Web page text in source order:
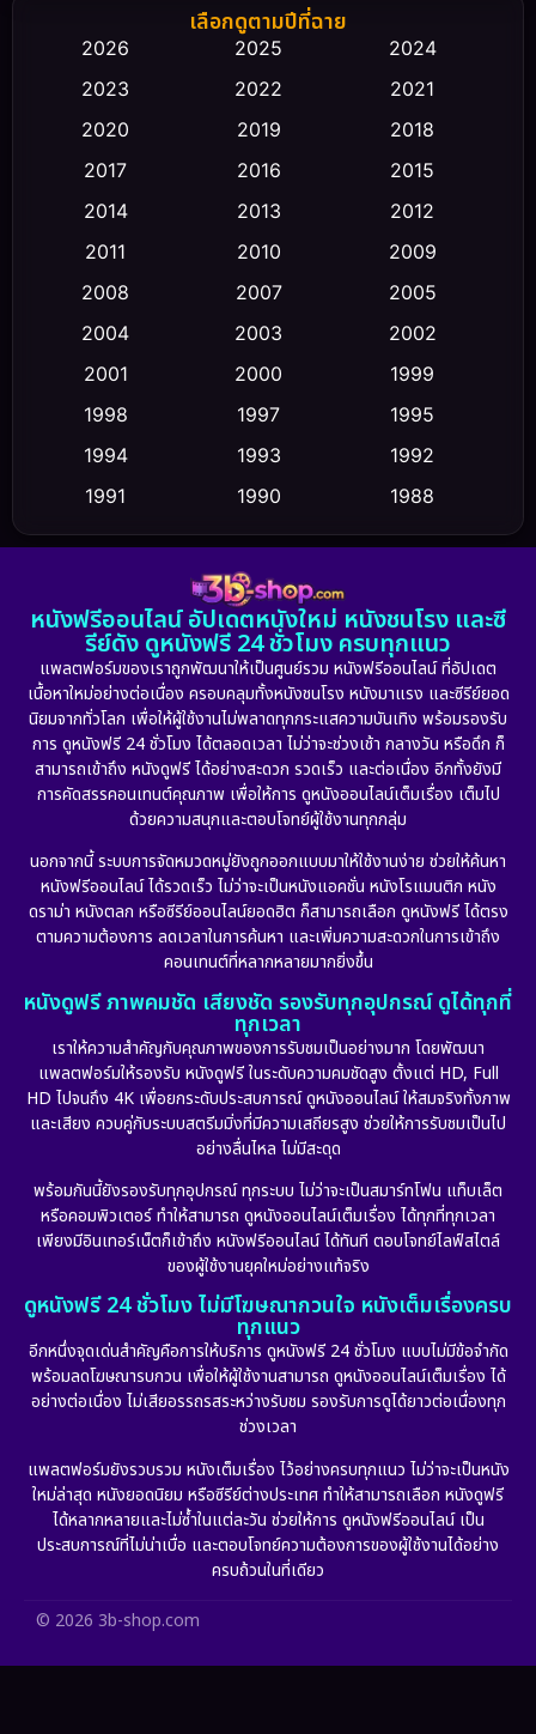
Biography ชีวิตจริง
Classic หนังคลาสสิก (23)
Comedy ตลก (475)
Conspiracy
Crime อาชญากรรม (355)
Culture (23)
Dance เต้น
Detective สืบสวน (5)
Detective สืบสวน (56)
Disaster (10)
Disney+ (24)
Drama ดราม่า (898)
Dystopian (17)
Emotional (101)
Epic มหากาพย์ (17)
Erotic (10)
Fantasy จินตนาการ (265)
Film
Gothic (6)
HBO GO (11)
HBO Max (2)
Healing
Heist (7)
เลือกดูตามปีที่ฉาย
2026 2025
2024
2023
2022
2021
2020
2019
2018
2017
2016
2015
2014
2013
2012
2011
2010
2009
2008
2007
2005
2004
2003
2002
2001
2000
1999
1998
1997
1995
1994
1993
1992
1991
1990
1988
1986
1985
1983
1981
1974
1971 1962
หนังฟรีออนไลน์ อัปเดตหนังใหม่ หนังชนโรง และซี
รีย์ดัง ดูหนังฟรี 24 ชั่วโมง ครบทุกแนว
แพลตฟอร์มของเราถูกพัฒนาให้เป็นศูนย์รวม หนังฟรีออนไลน์ ที่อัปเดต
เนื้อหาใหม่อย่างต่อเนื่อง ครอบคลุมทั้งหนังชนโรง หนังมาแรง และซีรีย์ยอด
นิยมจากทั่วโลก เพื่อให้ผู้ใช้งานไม่พลาดทุกกระแสความบันเทิง พร้อมรองรับ
การ ดูหนังฟรี 24 ชั่วโมง ได้ตลอดเวลา ไม่ว่าจะช่วงเช้า กลางวัน หรือดึก ก็
สามารถเข้าถึง หนังดูฟรี ได้อย่างสะดวก รวดเร็ว และต่อเนื่อง อีกทั้งยังมี
การคัดสรรคอนเทนต์คุณภาพ เพื่อให้การ ดูหนังออนไลน์เต็มเรื่อง เต็มไป
ด้วยความสนุกและตอบโจทย์ผู้ใช้งานทุกกลุ่ม
นอกจากนี้ ระบบการจัดหมวดหมู่ยังถูกออกแบบมาให้ใช้งานง่าย ช่วยให้ค้นหา
หนังฟรีออนไลน์ ได้รวดเร็ว ไม่ว่าจะเป็นหนังแอคชั่น หนังโรแมนติก หนัง
ดราม่า หนังตลก หรือซีรีย์ออนไลน์ยอดฮิต ก็สามารถเลือก ดูหนังฟรี ได้ตรง
ตามความต้องการ ลดเวลาในการค้นหา และเพิ่มความสะดวกในการเข้าถึง
คอนเทนต์ที่หลากหลายมากยิ่งขึ้น
หนังดูฟรี ภาพคมชัด เสียงชัด รองรับทุกอุปกรณ์ ดูได้ทุกที่
ทุกเวลา
เราให้ความสำคัญกับคุณภาพของการรับชมเป็นอย่างมาก โดยพัฒนา
แพลตฟอร์มให้รองรับ หนังดูฟรี ในระดับความคมชัดสูง ตั้งแต่ HD, Full
HD ไปจนถึง 4K เพื่อยกระดับประสบการณ์ ดูหนังออนไลน์ ให้สมจริงทั้งภาพ
และเสียง ควบคู่กับระบบสตรีมมิ่งที่มีความเสถียรสูง ช่วยให้การรับชมเป็นไป
อย่างลื่นไหล ไม่มีสะดุด
พร้อมกันนี้ยังรองรับทุกอุปกรณ์ ทุกระบบ ไม่ว่าจะเป็นสมาร์ทโฟน แท็บเล็ต
หรือคอมพิวเตอร์ ทำให้สามารถ ดูหนังออนไลน์เต็มเรื่อง ได้ทุกที่ทุกเวลา
เพียงมีอินเทอร์เน็ตก็เข้าถึง หนังฟรีออนไลน์ ได้ทันที ตอบโจทย์ไลฟ์สไตล์
ของผู้ใช้งานยุคใหม่อย่างแท้จริง
ดูหนังฟรี 24 ชั่วโมง ไม่มีโฆษณากวนใจ หนังเต็มเรื่องครบ
ทุกแนว
อีกหนึ่งจุดเด่นสำคัญคือการให้บริการ ดูหนังฟรี 24 ชั่วโมง แบบไม่มีข้อจำกัด
พร้อมลดโฆษณารบกวน เพื่อให้ผู้ใช้งานสามารถ ดูหนังออนไลน์เต็มเรื่อง ได้
อย่างต่อเนื่อง ไม่เสียอรรถรสระหว่างรับชม รองรับการดูได้ยาวต่อเนื่องทุก
ช่วงเวลา
แพลตฟอร์มยังรวบรวม หนังเต็มเรื่อง ไว้อย่างครบทุกแนว ไม่ว่าจะเป็นหนัง
ใหม่ล่าสุด หนังยอดนิยม หรือซีรีย์ต่างประเทศ ทำให้สามารถเลือก หนังดูฟรี
ได้หลากหลายและไม่ซ้ำในแต่ละวัน ช่วยให้การ ดูหนังฟรีออนไลน์ เป็น
ประสบการณ์ที่ไม่น่าเบื่อ และตอบโจทย์ความต้องการของผู้ใช้งานได้อย่าง
ครบถ้วนในที่เดียว
© 2026 3b-shop.com